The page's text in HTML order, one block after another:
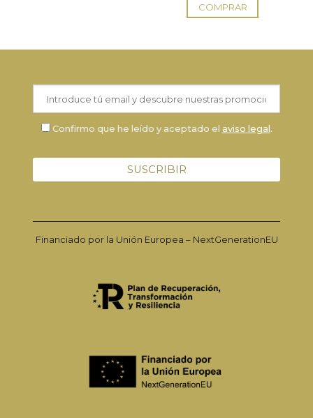
COMPRAR
Confirmo que he leído y aceptado el aviso legal.
Financiado por la Unión Europea – NextGenerationEU